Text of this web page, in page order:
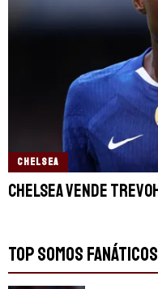
CHELSEA
Chelsea vende
TOP SOMOS FANÁTICOS